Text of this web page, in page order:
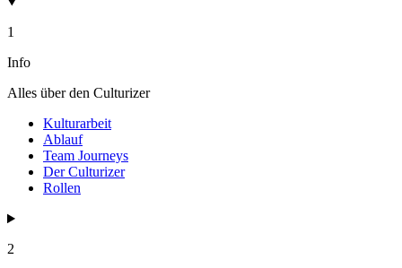
1
Info
Alles über den Culturizer
Kulturarbeit
Ablauf
Team Journeys
Der Culturizer
Rollen
2